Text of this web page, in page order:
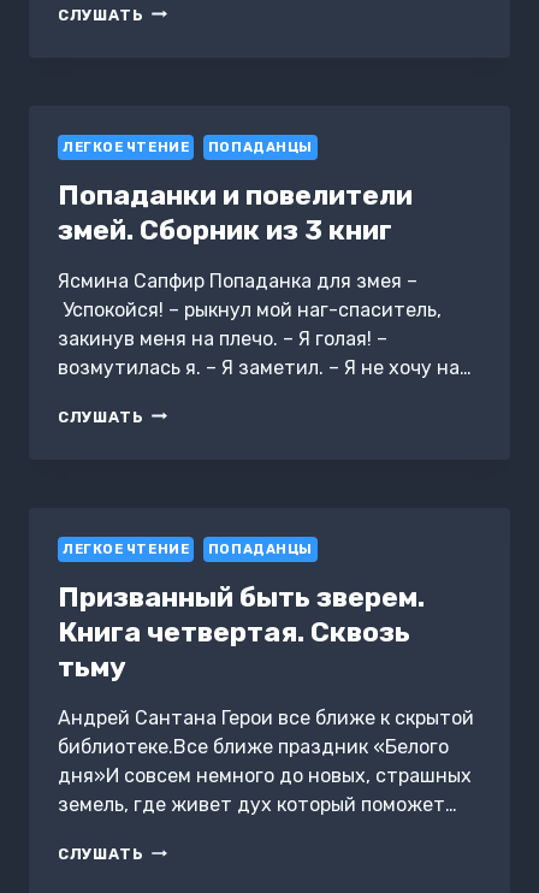
СЛУШАТЬ ПЕРЕРОЖДЕНИЕ
ЛЕГКОЕ ЧТЕНИЕ ПОПАДАНЦЫ
Попаданки и повелители
змей. Сборник из 3 книг
Ясмина Сапфир Попаданка для змея –
Успокойся! – рыкнул мой наг-спаситель,
закинув меня на плечо. – Я голая! –
возмутилась я. – Я заметил. – Я не хочу на…
СЛУШАТЬ ПОПАДАНКИ
3
ЛЕГКОЕ ЧТЕНИЕ ПОПАДАНЦЫ
Призванный быть зверем.
Книга четвертая. Сквозь
тьму
Андрей Сантана Герои все ближе к скрытой
библиотеке.Все ближе праздник «Белого
дня»И совсем немного до новых, страшных
земель, где живет дух который поможет…
СЛУШАТЬ ПРИЗВАННЫЙ